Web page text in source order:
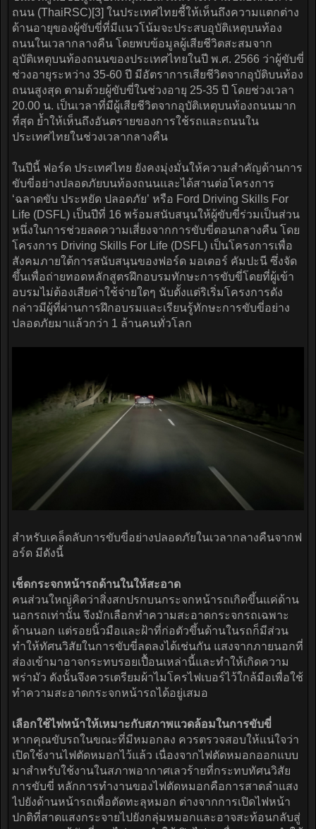
ถนน (ThaiRSC)[3] ในประเทศไทยชี้ให้เห็นถึงความแตกต่าง
ด้านอายุของผู้ขับขี่ที่มีแนวโน้มจะประสบอุบัติเหตุบนท้อง
ถนนในเวลากลางคืน โดยพบข้อมูลผู้เสียชีวิตสะสมจาก
อุบัติเหตุบนท้องถนนของประเทศไทยในปี พ.ศ. 2566 ว่าผู้ขับขี่
ช่วงอายุระหว่าง 35-60 ปี มีอัตราการเสียชีวิตจากอุบัติบนท้อง
ถนนสูงสุด ตามด้วยผู้ขับขี่ในช่วงอายุ 25-35 ปี โดยช่วงเวลา
20.00 น. เป็นเวลาที่มีผู้เสียชีวิตจากอุบัติเหตุบนท้องถนนมาก
ที่สุด ย้ำให้เห็นถึงอันตรายของการใช้รถและถนนใน
ประเทศไทยในช่วงเวลากลางคืน
ในปีนี้ ฟอร์ด ประเทศไทย ยังคงมุ่งมั่นให้ความสำคัญด้านการ
ขับขี่อย่างปลอดภัยบนท้องถนนและได้สานต่อโครงการ
‘ฉลาดขับ ประหยัด ปลอดภัย’ หรือ Ford Driving Skills For
Life (DSFL) เป็นปีที่ 16 พร้อมสนับสนุนให้ผู้ขับขี่ร่วมเป็นส่วน
หนึ่งในการช่วยลดความเสี่ยงจากการขับขี่ตอนกลางคืน โดย
โครงการ Driving Skills For Life (DSFL) เป็นโครงการเพื่อ
สังคมภายใต้การสนับสนุนของฟอร์ด มอเตอร์ คัมปะนี ซึ่งจัด
ขึ้นเพื่อถ่ายทอดหลักสูตรฝึกอบรมทักษะการขับขี่โดยที่ผู้เข้า
อบรมไม่ต้องเสียค่าใช้จ่ายใดๆ นับตั้งแต่ริเริ่มโครงการดัง
กล่าวมีผู้ที่ผ่านการฝึกอบรมและเรียนรู้ทักษะการขับขี่อย่าง
ปลอดภัยมาแล้วกว่า 1 ล้านคนทั่วโลก
สำหรับเคล็ดลับการขับขี่อย่างปลอดภัยในเวลากลางคืนจากฟ
อร์ด มีดังนี้
เช็ดกระจกหน้ารถด้านในให้สะอาด
คนส่วนใหญ่คิดว่าสิ่งสกปรกบนกระจกหน้ารถเกิดขึ้นแค่ด้าน
นอกรถเท่านั้น จึงมักเลือกทำความสะอาดกระจกรถเฉพาะ
ด้านนอก แต่รอยนิ้วมือและฝ้าที่ก่อตัวขึ้นด้านในรถก็มีส่วน
ทำให้ทัศนวิสัยในการขับขี่ลดลงได้เช่นกัน แสงจากภายนอกที่
ส่องเข้ามาอาจกระทบรอยเปื้อนเหล่านี้และทำให้เกิดความ
พร่ามัว ดังนั้นจึงควรเตรียมผ้าไมโครไฟเบอร์ไว้ใกล้มือเพื่อใช้
ทำความสะอาดกระจกหน้ารถได้อยู่เสมอ
เลือกใช้ไฟหน้าให้เหมาะกับสภาพแวดล้อมในการขับขี่
หากคุณขับรถในขณะที่มีหมอกลง ควรตรวจสอบให้แน่ใจว่า
เปิดใช้งานไฟตัดหมอกไว้แล้ว เนื่องจากไฟตัดหมอกออกแบบ
มาสำหรับใช้งานในสภาพอากาศเลวร้ายที่กระทบทัศนวิสัย
การขับขี่ หลักการทำงานของไฟตัดหมอกคือการสาดลำแสง
ไปยังด้านหน้ารถเพื่อตัดทะลุหมอก ต่างจากการเปิดไฟหน้า
ปกติที่สาดแสงกระจายไปยังกลุ่มหมอกและอาจสะท้อนกลับสู่